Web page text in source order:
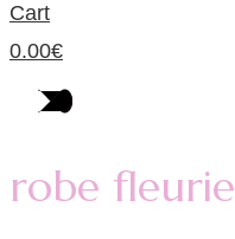
Cart
0.00€
robe fleurie